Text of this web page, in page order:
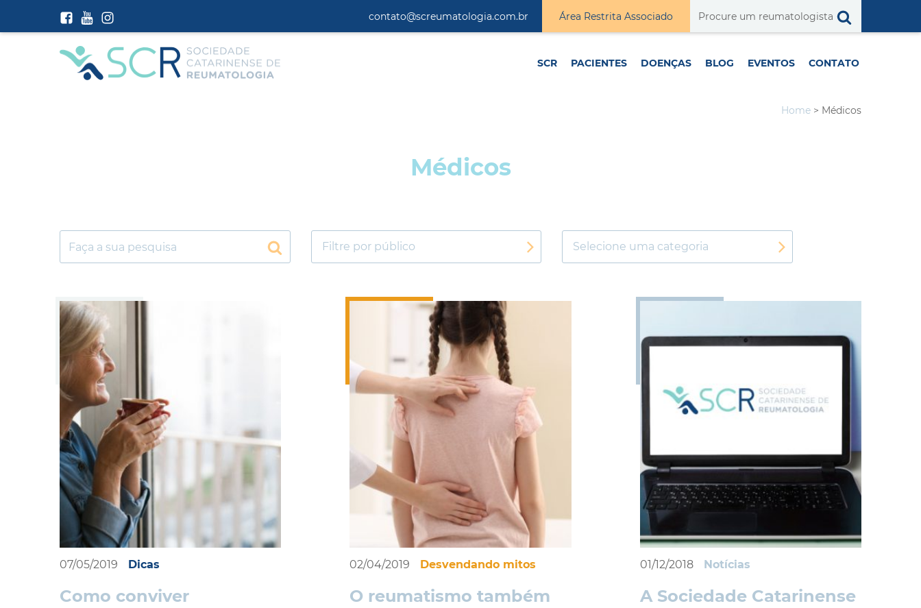
contato@screumatologia.com.br Área Restrita Associado
SCR PACIENTES DOENÇAS BLOG EVENTOS CONTATO
Home > Médicos
Médicos
Filtre por público Selecione uma categoria
07/05/2019 Dicas
Como conviver
02/04/2019 Desvendando mitos
O reumatismo também
01/12/2018 Notícias
A Sociedade Catarinense